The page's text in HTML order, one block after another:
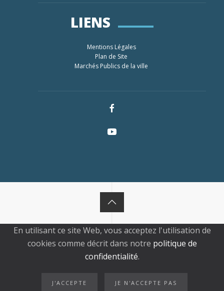
En utilisant ce site Web, vous acceptez l'utilisation de
cookies comme décrit dans notre politique de
confidentialité.
J'ACCEPTE JE N'ACCEPTE PAS
LIENS
Mentions Légales
Plan de Site
Marchés Publics de la ville